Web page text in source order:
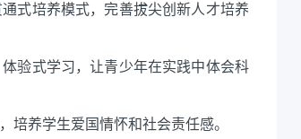
式培养模式，完善拔尖创新人才培养
验式学习，让青少年在实践中体会科
养学生爱国情怀和社会责任感。